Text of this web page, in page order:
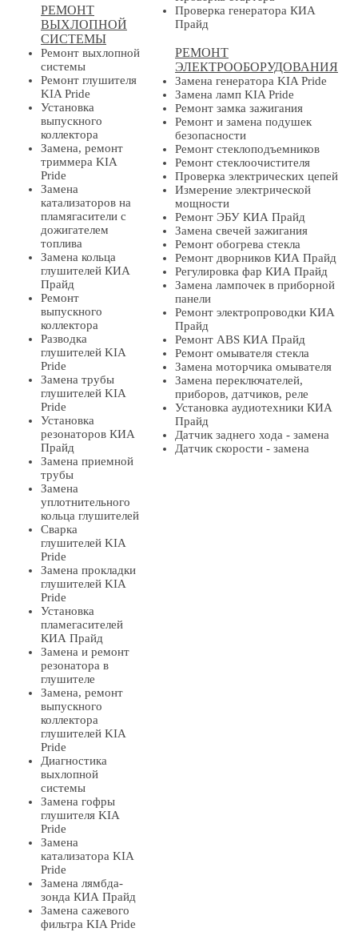
РЕМОНТ
ВЫХЛОПНОЙ
СИСТЕМЫ
Ремонт выхлопной
системы
Ремонт глушителя
KIA Pride
Установка
выпускного
коллектора
Замена, ремонт
триммера KIA
Pride
Замена
катализаторов на
пламягасители с
дожигателем
топлива
Замена кольца
глушителей КИА
Прайд
Ремонт
выпускного
коллектора
Разводка
глушителей KIA
Pride
Замена трубы
глушителей KIA
Pride
Установка
резонаторов КИА
Прайд
Замена приемной
трубы
Замена
уплотнительного
кольца глушителей
Сварка
глушителей KIA
Pride
Замена прокладки
глушителей KIA
Pride
Установка
пламегасителей
КИА Прайд
Замена и ремонт
резонатора в
глушителе
Замена, ремонт
выпускного
коллектора
глушителей KIA
Pride
Диагностика
выхлопной
системы
Замена гофры
глушителя KIA
Pride
Замена
катализатора KIA
Pride
Замена лямбда-
зонда КИА Прайд
Замена сажевого
фильтра KIA Pride
Проверка генератора КИА
Прайд
РЕМОНТ
ЭЛЕКТРООБОРУДОВАНИЯ
Замена генератора KIA Pride
Замена ламп KIA Pride
Ремонт замка зажигания
Ремонт и замена подушек
безопасности
Ремонт стеклоподъемников
Ремонт стеклоочистителя
Проверка электрических цепей
Измерение электрической
мощности
Ремонт ЭБУ КИА Прайд
Замена свечей зажигания
Ремонт обогрева стекла
Ремонт дворников КИА Прайд
Регулировка фар КИА Прайд
Замена лампочек в приборной
панели
Ремонт электропроводки КИА
Прайд
Ремонт ABS КИА Прайд
Ремонт омывателя стекла
Замена моторчика омывателя
Замена переключателей,
приборов, датчиков, реле
Установка аудиотехники КИА
Прайд
Датчик заднего хода - замена
Датчик скорости - замена